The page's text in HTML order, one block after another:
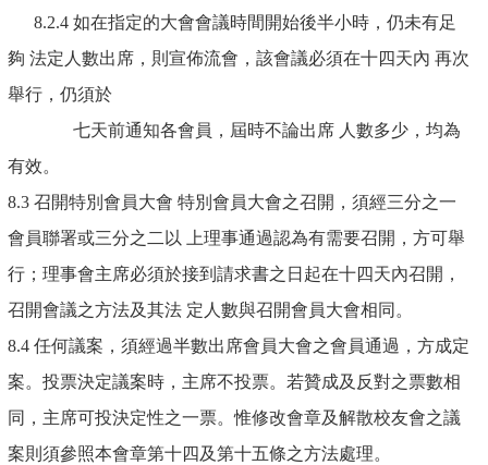
8.2.4 如在指定的大會會議時間開始後半小時，仍未有足
夠 法定人數出席，則宣佈流會，該會議必須在十四天內 再次
舉行，仍須於
七天前通知各會員，屆時不論出席 人數多少，均為
有效。
8.3 召開特別會員大會 特別會員大會之召開，須經三分之一
會員聯署或三分之二以 上理事通過認為有需要召開，方可舉
行；理事會主席必須於接到請求書之日起在十四天內召開，
召開會議之方法及其法 定人數與召開會員大會相同。
8.4 任何議案，須經過半數出席會員大會之會員通過，方成定
案。投票決定議案時，主席不投票。若贊成及反對之票數相
同，主席可投決定性之一票。惟修改會章及解散校友會之議
案則須參照本會章第十四及第十五條之方法處理。